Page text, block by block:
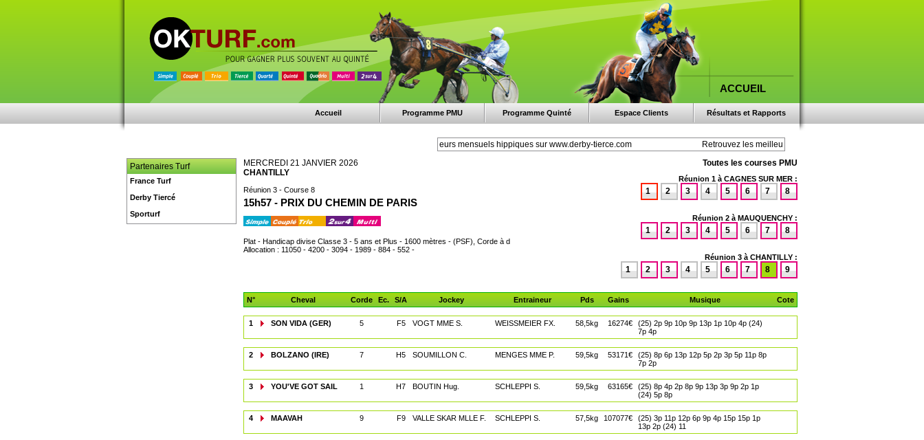
ACCUEIL
Résultats et Rapports
Espace Clients
Programme Quinté
Programme PMU
Accueil
Toutes les courses PMU
Réunion 1 à CAGNES SUR MER :
8
7
6
5
4
3
2
1
Réunion 2 à MAUQUENCHY :
8
7
6
5
4
3
2
1
Réunion 3 à CHANTILLY :
9
8
7
6
5
4
3
2
1
MERCREDI 21 JANVIER 2026
CHANTILLY
Réunion 3 - Course 8
15h57 - PRIX DU CHEMIN DE PARIS
Plat - Handicap divise Classe 3 - 5 ans et Plus - 1600 mètres - (PSF), Corde à d
Allocation : 11050 - 4200 - 3094 - 1989 - 884 - 552 -
N° Cheval Corde Ec. S/A Jockey Entraineur Pds Gains Musique Cote
1 SON VIDA (GER) 5 F5 VOGT MME S. WEISSMEIER FX. 58,5kg 16274€
(25) 2p 9p 10p 9p 13p 1p 10p 4p (24)
7p 4p
2 BOLZANO (IRE) 7 H5 SOUMILLON C. MENGES MME P. 59,5kg 53171€
(25) 8p 6p 13p 12p 5p 2p 3p 5p 11p 8p
7p 2p
3 YOU'VE GOT SAIL 1 H7 BOUTIN Hug. SCHLEPPI S. 59,5kg 63165€
(25) 8p 4p 2p 8p 9p 13p 3p 9p 2p 1p
(24) 5p 8p
4 MAAVAH 9 F9 VALLE SKAR MLLE F. SCHLEPPI S. 57,5kg 107077€
(25) 3p 11p 12p 6p 9p 4p 15p 15p 1p
13p 2p (24) 11
Partenaires Turf
France Turf
Derby Tiercé
Sporturf